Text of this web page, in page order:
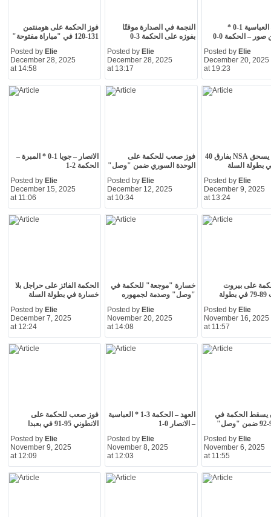
فوز الحكمة على هومنتمن
131-120 في "مباراة مفتوحة"
Posted by Elie
December 28, 2025
at 14:58
النجمة في الصدارة موقتًا
بفوزه على الحكمة 3-0
Posted by Elie
December 28, 2025
at 13:17
البرج – العباسية 1-0 *
صور – الحكمة 0-0
Posted by Elie
December 20, 2025
at 19:23
الانصار – جويا 1-0 * المبرة –
الحكمة 2-1
Posted by Elie
December 15, 2025
at 11:06
فوز صعب للحكمة على
الوحدة السوري ضمن "وصل"
Posted by Elie
December 12, 2025
at 10:34
الحكمة يسحق NSA بفارق 40
بطولة السلة
Posted by Elie
December 9, 2025
at 13:24
الحكمة الفائز على حراجل بلا
خسارة في بطولة السلة
Posted by Elie
December 7, 2025
at 12:24
خسارة "موجعة" للحكمة في
"وصل" وصدمة لجمهوره
Posted by Elie
November 20, 2025
at 14:08
على بيروت
فيرست 89-79 في بطولة
Posted by Elie
November 16, 2025
at 11:57
فوز صعب للحكمة على
الانطوني 95-91 في بعبدا
Posted by Elie
November 9, 2025
at 12:09
العهد – الحكمة 3-1 * العباسية
– الانصار 0-1
Posted by Elie
November 8, 2025
at 12:03
يسقط الحكمة في
Posted by Elie
November 6, 2025
at 11:55